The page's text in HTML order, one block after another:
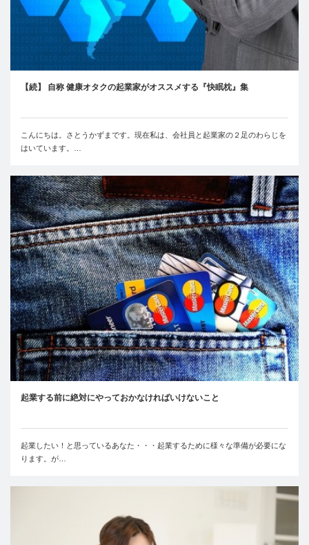
【続】 自称 健康オタクの起業家がオススメする『快眠枕』集
こんにちは。さとうかずまです。現在私は、会社員と起業家の２足のわらじを
はいています。…
起業する前に絶対にやっておかなければいけないこと
起業したい！と思っているあなた・・・起業するために様々な準備が必要にな
ります。が…